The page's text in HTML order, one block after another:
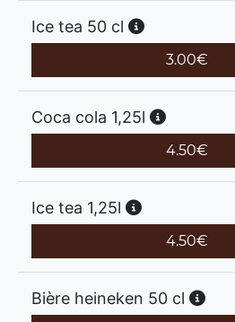
Ice tea 50 cl
3.00€
Coca cola 1,25l
4.50€
Ice tea 1,25l
4.50€
Bière heineken 50 cl